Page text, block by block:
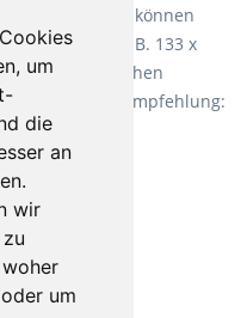
um
die
an
wir
um
lange vor. Sie können
kaufen, z.B. 133 x
der weichen
Unsere Empfehlung: